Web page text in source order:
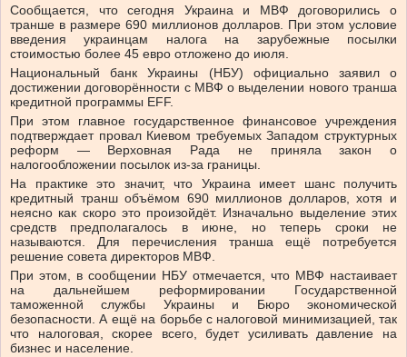
Сообщается, что сегодня Украина и МВФ договорились о
транше в размере 690 миллионов долларов. При этом условие
введения украинцам налога на зарубежные посылки
стоимостью более 45 евро отложено до июля.
Национальный банк Украины (НБУ) официально заявил о
достижении договорённости с МВФ о выделении нового транша
кредитной программы EFF.
При этом главное государственное финансовое учреждения
подтверждает провал Киевом требуемых Западом структурных
реформ — Верховная Рада не приняла закон о
налогообложении посылок из-за границы.
На практике это значит, что Украина имеет шанс получить
кредитный транш объёмом 690 миллионов долларов, хотя и
неясно как скоро это произойдёт. Изначально выделение этих
средств предполагалось в июне, но теперь сроки не
называются. Для перечисления транша ещё потребуется
решение совета директоров МВФ.
При этом, в сообщении НБУ отмечается, что МВФ настаивает
на дальнейшем реформировании Государственной
таможенной службы Украины и Бюро экономической
безопасности. А ещё на борьбе с налоговой минимизацией, так
что налоговая, скорее всего, будет усиливать давление на
бизнес и население.